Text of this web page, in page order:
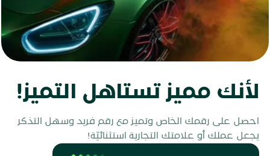
لأنك مميز تستاهل التميز!
احصل على رقمك الخاص وتميز مع رقم فريد وسهل التذكر
يجعل عملك أو علامتك التجارية استثنائيّة!